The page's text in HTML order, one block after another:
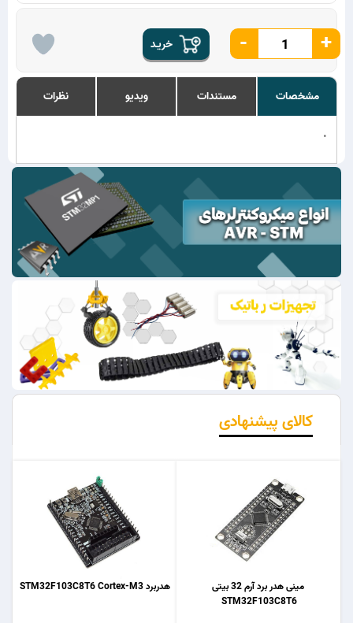
خریـد - +
مشخصات مستندات ویدیو نظرات
.
کالای پیشنهادی
هدربرد STM32F103C8T6 Cortex-M3
مینی هدر برد آرم 32 بیتی
STM32F103C8T6